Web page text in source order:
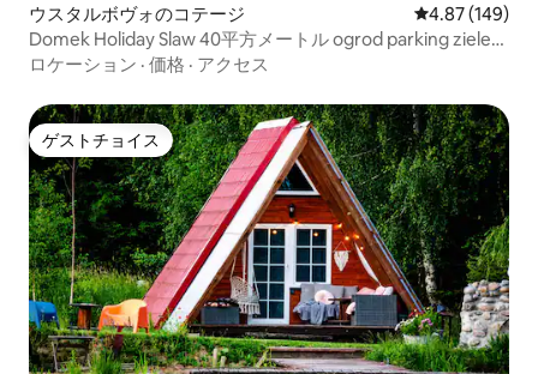
ウスタルボヴォのコテージ レビュー149
4.87 (149)
Domek Holiday Slaw 40平方メートル ogrod parking zielen
cisza
ロケーション · 価格 · アクセス
ゲストチョイス
ゲストチョイス